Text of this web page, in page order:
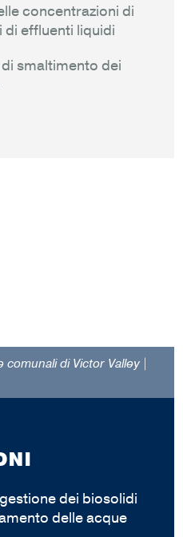
concentrazioni di
di effluenti liquidi
smaltimento dei
dei biosolidi
delle acque
di Victor Valley |